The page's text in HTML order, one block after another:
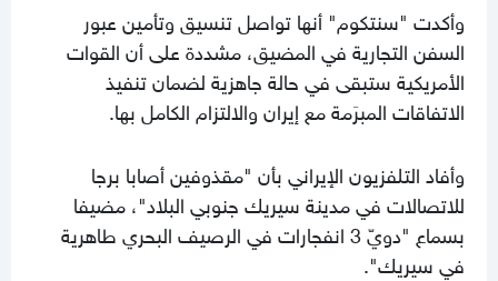
وأكدت "سنتكوم" أنها تواصل تنسيق وتأمين عبور
السفن التجارية في المضيق، مشددة على أن القوات
الأمريكية ستبقى في حالة جاهزية لضمان تنفيذ
الاتفاقات المبرَمة مع إيران والالتزام الكامل بها.
وأفاد التلفزيون الإيراني بأن "مقذوفين أصابا برجا
للاتصالات في مدينة سيريك جنوبي البلاد"، مضيفا
بسماع "دويّ 3 انفجارات في الرصيف البحري طاهرية
في سيريك".